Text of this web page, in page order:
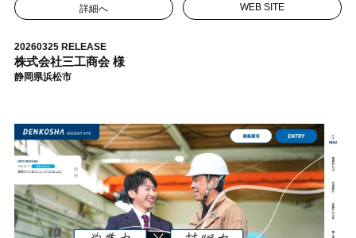
詳細へ WEB SITE
20260325 RELEASE
株式会社三工商会 様
静岡県浜松市